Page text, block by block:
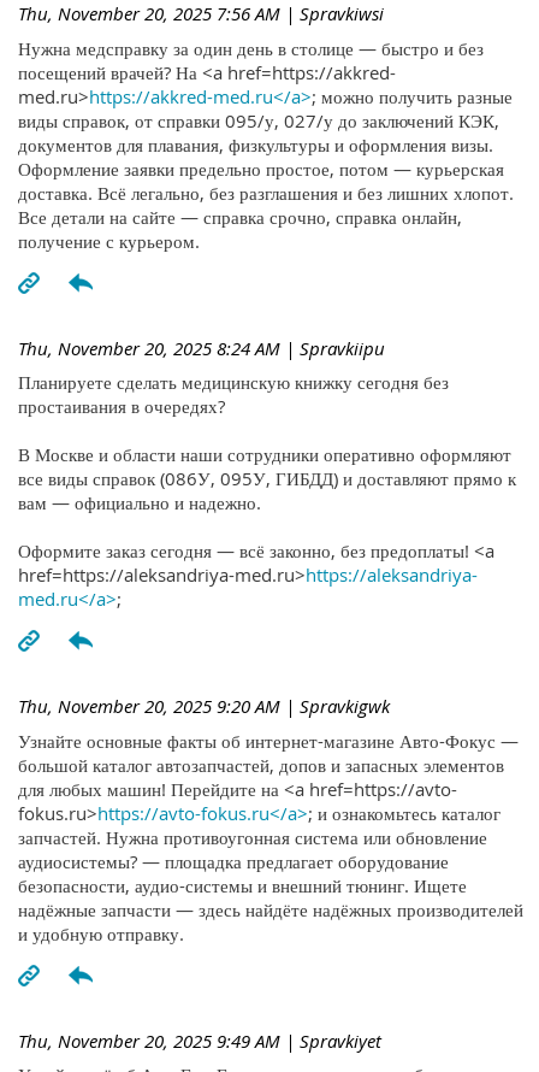
Thu, November 20, 2025 7:56 AM | Spravkiwsi
Нужна медсправку за один день в столице — быстро и без
посещений врачей? На <a href=https://akkred-
med.ru>https://akkred-med.ru</a>; можно получить разные
виды справок, от справки 095/у, 027/у до заключений КЭК,
документов для плавания, физкультуры и оформления визы.
Оформление заявки предельно простое, потом — курьерская
доставка. Всё легально, без разглашения и без лишних хлопот.
Все детали на сайте — справка срочно, справка онлайн,
получение с курьером.
Thu, November 20, 2025 8:24 AM | Spravkiipu
Планируете сделать медицинскую книжку сегодня без
простаивания в очередях?
В Москве и области наши сотрудники оперативно оформляют
все виды справок (086У, 095У, ГИБДД) и доставляют прямо к
вам — официально и надежно.
Оформите заказ сегодня — всё законно, без предоплаты! <a
href=https://aleksandriya-med.ru>https://aleksandriya-
med.ru</a>;
Thu, November 20, 2025 9:20 AM | Spravkigwk
Узнайте основные факты об интернет-магазине Авто-Фокус —
большой каталог автозапчастей, допов и запасных элементов
для любых машин! Перейдите на <a href=https://avto-
fokus.ru>https://avto-fokus.ru</a>; и ознакомьтесь каталог
запчастей. Нужна противоугонная система или обновление
аудиосистемы? — площадка предлагает оборудование
безопасности, аудио-системы и внешний тюнинг. Ищете
надёжные запчасти — здесь найдёте надёжных производителей
и удобную отправку.
Thu, November 20, 2025 9:49 AM | Spravkiyet